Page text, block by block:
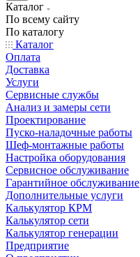
Каталог
По всему сайту
По каталогу
Каталог
Оплата
Доставка
Услуги
Сервисные службы
Анализ и замеры сети
Проектирование
Пуско-наладочные работы
Шеф-монтажные работы
Настройка оборудования
Сервисное обслуживание
Гарантийное обслуживание
Дополнительные услуги
Калькулятор КРМ
Калькулятор сети
Калькулятор генерации
Предприятие